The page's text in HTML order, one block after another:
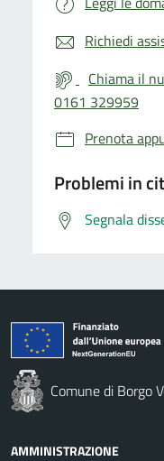
Richiedi
Chiama il
0161 329959
Prenota
Problemi in
Segnala
Comune di Borgo
AMMINISTRAZIONE